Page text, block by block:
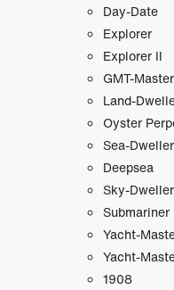
Day-Date
Explorer
Explorer II
GMT-
Land-
Oyster
Sea-Dweller
Deepsea
Sky-Dweller
Submariner
Yacht-
Yacht-
1908